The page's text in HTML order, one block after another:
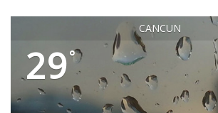
CANCUN
29°